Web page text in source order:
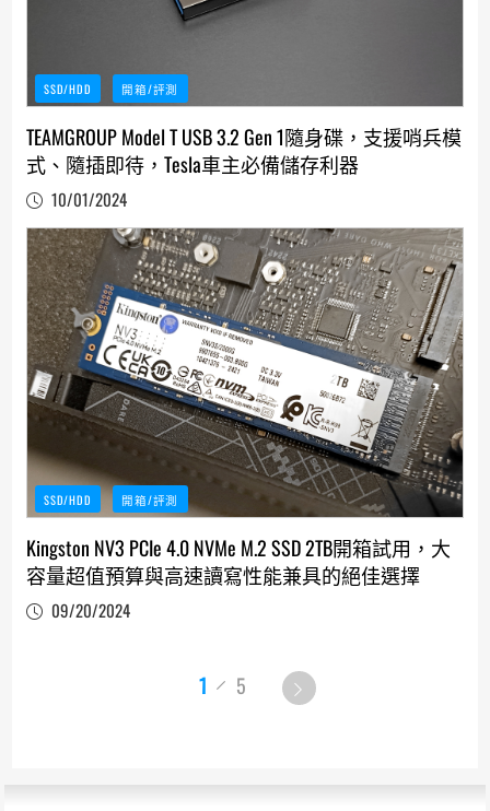
SSD/HDD 開箱/評測
TEAMGROUP Model T USB 3.2 Gen 1隨身碟，支援哨兵模
式、隨插即待，Tesla車主必備儲存利器
10/01/2024
SSD/HDD 開箱/評測
Kingston NV3 PCIe 4.0 NVMe M.2 SSD 2TB開箱試用，大
容量超值預算與高速讀寫性能兼具的絕佳選擇
09/20/2024
1 5